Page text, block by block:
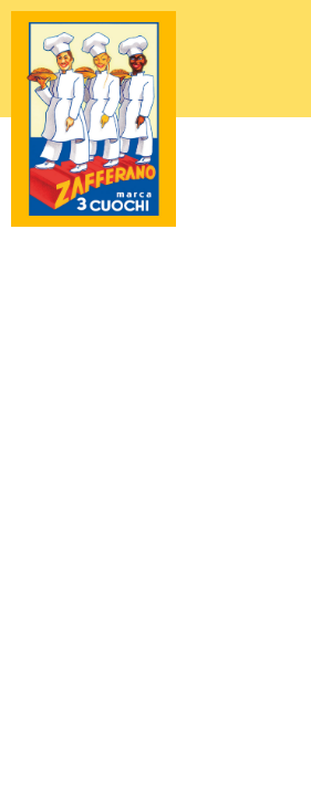
Vai
contenuto